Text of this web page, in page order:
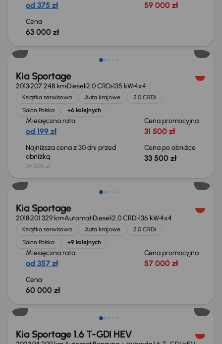
od 375 zł 59 000 zł
Cena
63 000 zł
Taniej o 500 zł
Kia Sportage
2013207 248 kmDiesel2.0 CRDi135 kW4x4
Książka serwisowa Auta krajowe
2.0 CRDi
Salon Polska
+6 kolejnych
Miesięczna rata
od 199 zł
Cena promocyjna
31 500 zł
Najniższa cena z 30 dni przed
obniżką
34 000 zł
Cena po obniżce
33 500 zł
Kia Sportage
2018201 329 kmAutomatDiesel2.0 CRDi136 kW4x4
Książka serwisowa Auta krajowe
2.0 CRDi
Salon Polska
+9 kolejnych
Miesięczna rata
od 357 zł
Cena promocyjna
57 000 zł
Cena
60 000 zł
Taniej o 1 000 zł
Kia Sportage 1.6 T-GDI HEV